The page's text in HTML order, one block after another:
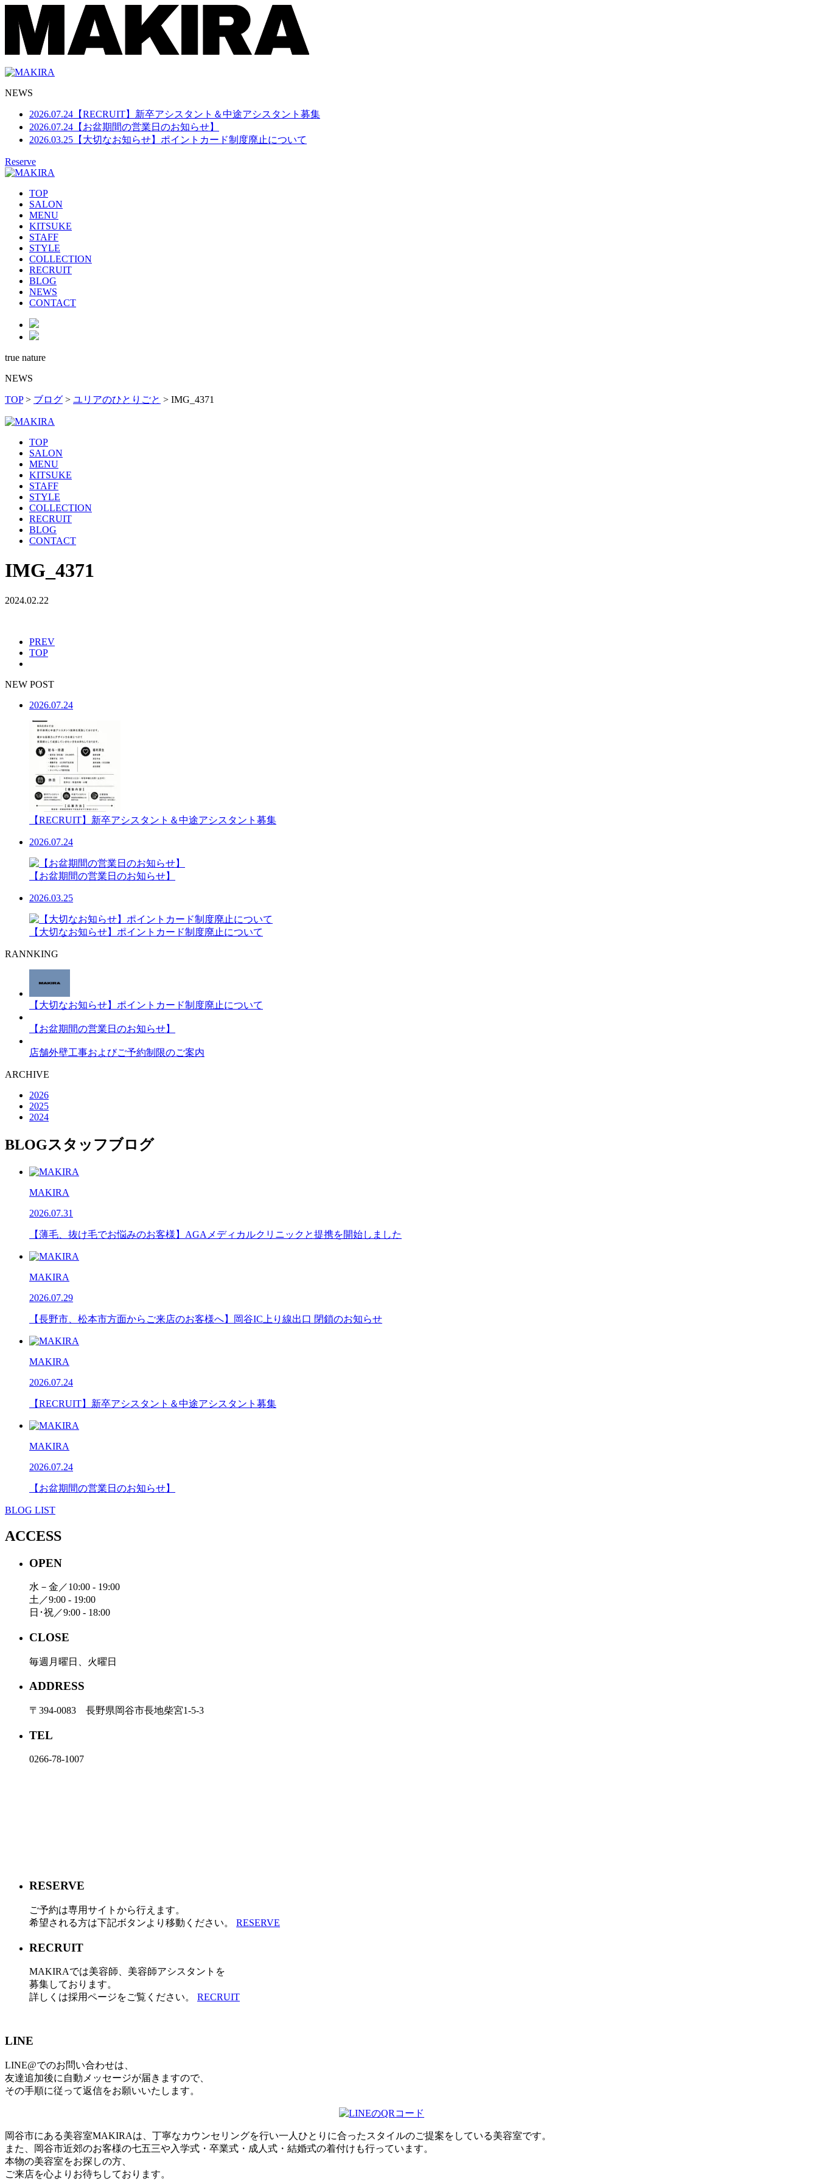
NEWS
2026.07.24 【RECRUIT】新卒アシスタント＆中途アシスタント募集
2026.07.24 【お盆期間の営業日のお知らせ】
2026.03.25 【大切なお知らせ】ポイントカード制度廃止について
Reserve
TOP
SALON
MENU
KITSUKE
STAFF
STYLE
COLLECTION
RECRUIT
BLOG
NEWS
CONTACT
true nature
NEWS
TOP> ブログ > ユリアのひとりごと > IMG_4371
TOP
SALON
MENU
KITSUKE
STAFF
STYLE
COLLECTION
RECRUIT
BLOG
CONTACT
IMG_4371
2024.02.22
PREV
TOP
NEW POST
2026.07.24
【RECRUIT】新卒アシスタント＆中途アシスタント募集
2026.07.24
【お盆期間の営業日のお知らせ】
2026.03.25
【大切なお知らせ】ポイントカード制度廃止について
RANNKING
【大切なお知らせ】ポイントカード制度廃止について
【お盆期間の営業日のお知らせ】
店舗外壁工事およびご予約制限のご案内
ARCHIVE
2026
2025
2024
BLOGスタッフブログ
MAKIRA
2026.07.31
【薄毛、抜け毛でお悩みのお客様】AGAメディカルクリニックと提携を開始しました
MAKIRA
2026.07.29
【長野市、松本市方面からご来店のお客様へ】岡谷IC上り線出口 閉鎖のお知らせ
MAKIRA
2026.07.24
【RECRUIT】新卒アシスタント＆中途アシスタント募集
MAKIRA
2026.07.24
【お盆期間の営業日のお知らせ】
BLOG LIST
ACCESS
OPEN
水－金／10:00 - 19:00
土／9:00 - 19:00
日･祝／9:00 - 18:00
CLOSE
毎週月曜日、火曜日
ADDRESS
〒394-0083 長野県岡谷市長地柴宮1-5-3
TEL
0266-78-1007
RESERVE
ご予約は専用サイトから行えます。
希望される方は下記ボタンより移動ください。 RESERVE
RECRUIT
MAKIRAでは美容師、美容師アシスタントを
募集しております。
詳しくは採用ページをご覧ください。 RECRUIT
LINE
LINE@でのお問い合わせは、
友達追加後に自動メッセージが届きますので、
その手順に従って返信をお願いいたします。
岡谷市にある美容室MAKIRAは、丁寧なカウンセリングを行い一人ひとりに合ったスタイルのご提案をしている美容室です。
また、岡谷市近郊のお客様の七五三や入学式・卒業式・成人式・結婚式の着付けも行っています。
本物の美容室をお探しの方、
ご来店を心よりお待ちしております。